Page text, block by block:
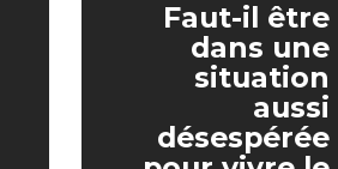
Faut-il être
dans une
situation
aussi
désespérée